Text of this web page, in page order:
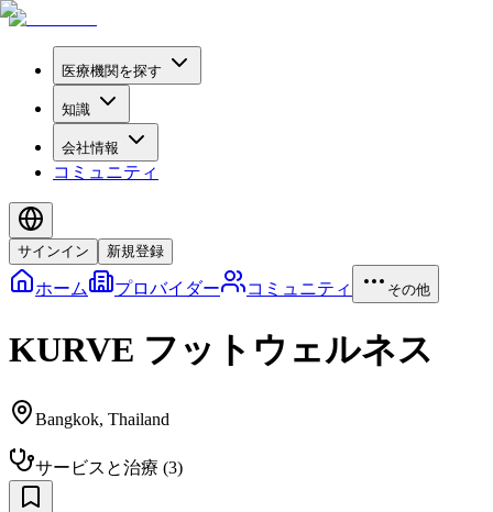
医療機関を探す
知識
会社情報
コミュニティ
サインイン 新規登録
ホーム プロバイダー コミュニティ その他
KURVE フットウェルネス
Bangkok, Thailand
サービスと治療 (3)